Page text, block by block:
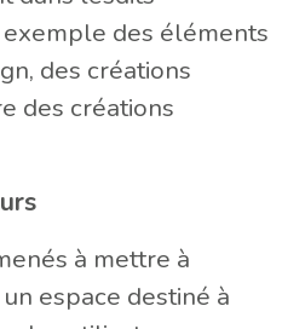
des éléments
des créations
des créations
à mettre à
espace destiné à